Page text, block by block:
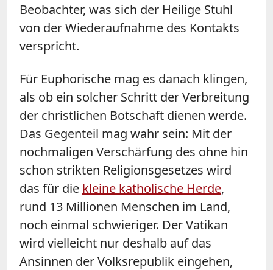
Beobachter, was sich der Heilige Stuhl
von der Wiederaufnahme des Kontakts
verspricht.
Für Euphorische mag es danach klingen,
als ob ein solcher Schritt der Verbreitung
der christlichen Botschaft dienen werde.
Das Gegenteil mag wahr sein: Mit der
nochmaligen Verschärfung des ohne hin
schon strikten Religionsgesetzes wird
das für die kleine katholische Herde,
rund 13 Millionen Menschen im Land,
noch einmal schwieriger. Der Vatikan
wird vielleicht nur deshalb auf das
Ansinnen der Volksrepublik eingehen,